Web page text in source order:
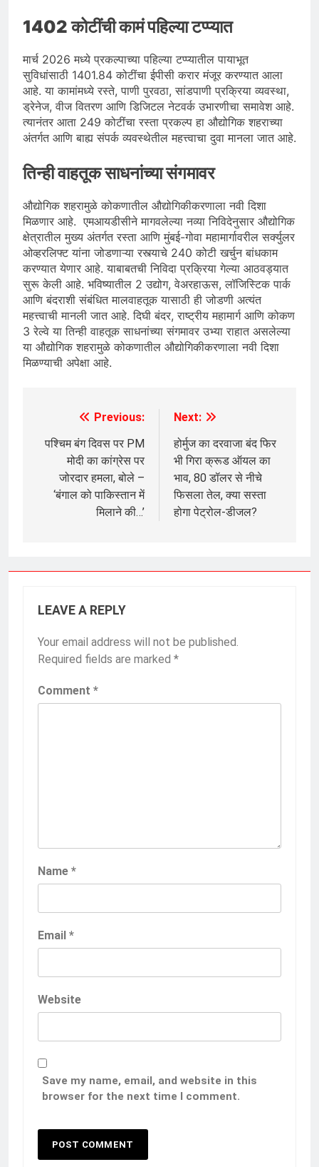
1402 कोटींची कामं पहिल्या टप्प्यात
मार्च 2026 मध्ये प्रकल्पाच्या पहिल्या टप्प्यातील पायाभूत
सुविधांसाठी 1401.84 कोटींचा ईपीसी करार मंजूर करण्यात आला
आहे. या कामांमध्ये रस्ते, पाणी पुरवठा, सांडपाणी प्रक्रिया व्यवस्था,
ड्रेनेज, वीज वितरण आणि डिजिटल नेटवर्क उभारणीचा समावेश आहे.
त्यानंतर आता 249 कोटींचा रस्ता प्रकल्प हा औद्योगिक शहराच्या
अंतर्गत आणि बाह्य संपर्क व्यवस्थेतील महत्त्वाचा दुवा मानला जात आहे.
तिन्ही वाहतूक साधनांच्या संगमावर
औद्योगिक शहरामुळे कोकणातील औद्योगिकीकरणाला नवी दिशा
मिळणार आहे. एमआयडीसीने मागवलेल्या नव्या निविदेनुसार औद्योगिक
क्षेत्रातील मुख्य अंतर्गत रस्ता आणि मुंबई-गोवा महामार्गावरील सर्क्युलर
ओव्हरलिफ्ट यांना जोडणाऱ्या रस्त्याचे 240 कोटी खर्चुन बांधकाम
करण्यात येणार आहे. याबाबतची निविदा प्रक्रिया गेल्या आठवड्यात
सुरू केली आहे. भविष्यातील 2 उद्योग, वेअरहाऊस, लॉजिस्टिक पार्क
आणि बंदराशी संबंधित मालवाहतूक यासाठी ही जोडणी अत्यंत
महत्त्वाची मानली जात आहे. दिघी बंदर, राष्ट्रीय महामार्ग आणि कोकण
3 रेल्वे या तिन्ही वाहतूक साधनांच्या संगमावर उभ्या राहात असलेल्या
या औद्योगिक शहरामुळे कोकणातील औद्योगिकीकरणाला नवी दिशा
मिळण्याची अपेक्षा आहे.
navigation
Previous:
पश्चिम बंग दिवस पर PM
मोदी का कांग्रेस पर
जोरदार हमला, बोले –
‘बंगाल को पाकिस्तान में
मिलाने की…’
Next:
होर्मुज का दरवाजा बंद फिर
भी गिरा क्रूड ऑयल का
भाव, 80 डॉलर से नीचे
फिसला तेल, क्या सस्ता
होगा पेट्रोल-डीजल?
LEAVE A REPLY
Your email address will not be published.
Required fields are marked *
Comment *
Name *
Email *
Website
Save my name, email, and website in this
browser for the next time I comment.